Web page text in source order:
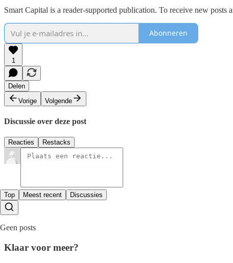
Smart Capital is a reader-supported publication. To receive new
Abonneren
1
Delen
Vorige
Volgende
Discussie over deze post
Reacties Restacks
Top Meest recent Discussies
Geen posts
Klaar voor meer?